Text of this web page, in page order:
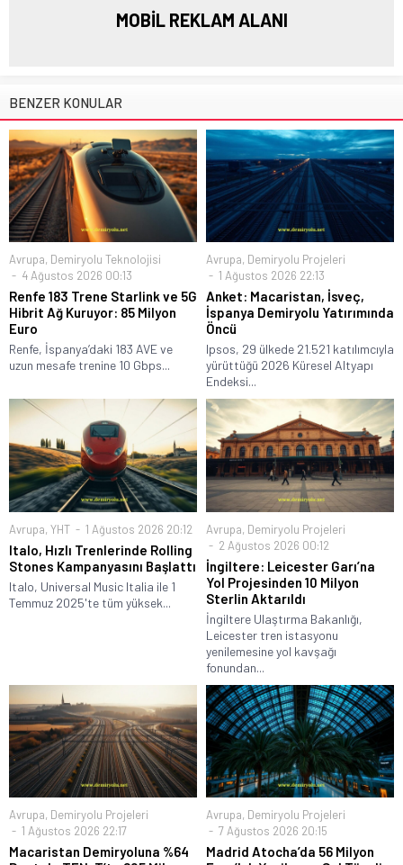
MOBİL REKLAM ALANI
BENZER KONULAR
Avrupa, Demiryolu Teknolojisi
4 Ağustos 2026 00:13
Renfe 183 Trene Starlink ve 5G
Hibrit Ağ Kuruyor: 85 Milyon
Euro
Renfe, İspanya’daki 183 AVE ve
uzun mesafe trenine 10 Gbps...
Avrupa, Demiryolu Projeleri
1 Ağustos 2026 22:13
Anket: Macaristan, İsveç,
İspanya Demiryolu Yatırımında
Öncü
Ipsos, 29 ülkede 21.521 katılımcıyla
yürüttüğü 2026 Küresel Altyapı
Endeksi...
Avrupa, YHT 1 Ağustos 2026 20:12
Italo, Hızlı Trenlerinde Rolling
Stones Kampanyasını Başlattı
Italo, Universal Music Italia ile 1
Temmuz 2025'te tüm yüksek...
Avrupa, Demiryolu Projeleri
2 Ağustos 2026 00:12
İngiltere: Leicester Garı’na
Yol Projesinden 10 Milyon
Sterlin Aktarıldı
İngiltere Ulaştırma Bakanlığı,
Leicester tren istasyonu
yenilemesine yol kavşağı
fonundan...
Avrupa, Demiryolu Projeleri
1 Ağustos 2026 22:17
Macaristan Demiryoluna %64
Avrupa, Demiryolu Projeleri
7 Ağustos 2026 20:15
Madrid Atocha’da 56 Milyon